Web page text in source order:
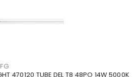
470120 TUBE DEL T8 48PO 14W 5000K